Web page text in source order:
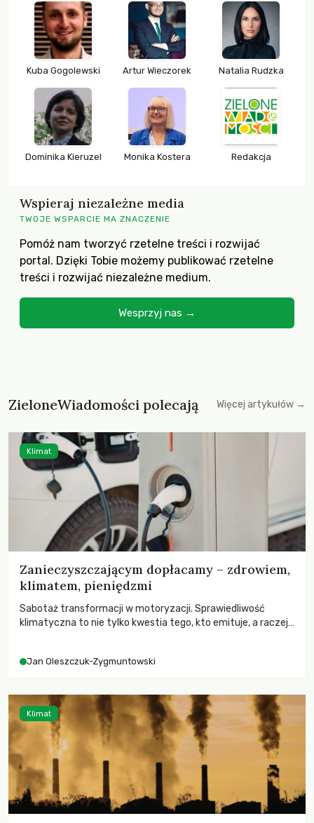
Kuba Gogolewski Artur Wieczorek Natalia Rudzka
Dominika Kieruzel Monika Kostera Redakcja
Wspieraj niezależne media
TWOJE WSPARCIE MA ZNACZENIE
Pomóż nam tworzyć rzetelne treści i rozwijać
portal. Dzięki Tobie możemy publikować rzetelne
treści i rozwijać niezależne medium.
Wesprzyj nas →
ZieloneWiadomości polecają Więcej artykułów →
Zanieczyszczającym dopłacamy – zdrowiem,
klimatem, pieniędzmi
Sabotaż transformacji w motoryzacji. Sprawiedliwość
klimatyczna to nie tylko kwestia tego, kto emituje, a raczej
Jan Oleszczuk-Zygmuntowski
Klimat
Klimat